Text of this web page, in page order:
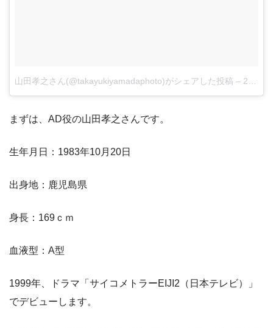
山田孝之さん(@takayukiyamadaphoto)がシェアした投稿 – 2018年 1月月29日午後8時54分PST
まずは、AD役の山田孝之さんです。
生年月日：1983年10月20日
出身地：鹿児島県
身長：169ｃｍ
血液型：A型
1999年、ドラマ「サイコメトラーEIJI2（日本テレビ）」
でデビューします。